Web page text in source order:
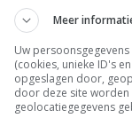
de advocaat
Meer
Uw
(cookies, unieke ID's
opgeslagen door,
door deze site worden
geolocatiegegevens